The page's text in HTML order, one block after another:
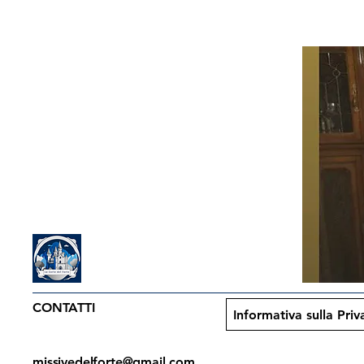
CONTATTI Informativa sulla